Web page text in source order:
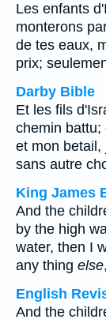
Les enfants
monterons
de tes eaux,
prix;
Darby Bible
Et les fils
chemin battu;
et mon betail,
sans autre
King James
And the
by the high
water, then I
any thing else
English
And the